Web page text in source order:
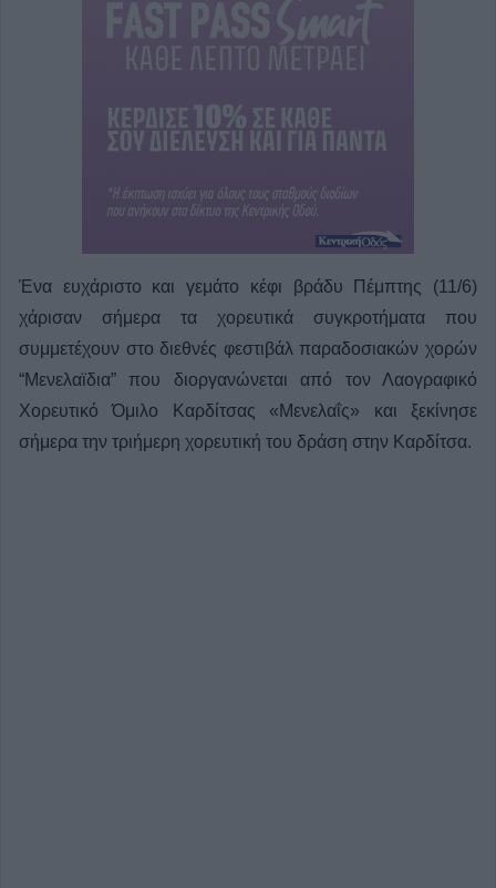
Ένα ευχάριστο και γεμάτο κέφι βράδυ Πέμπτης (11/6)
χάρισαν σήμερα τα χορευτικά συγκροτήματα που
συμμετέχουν στο διεθνές φεστιβάλ παραδοσιακών χορών
“Μενελαϊδια” που διοργανώνεται από τον Λαογραφικό
Χορευτικό Όμιλο Καρδίτσας «Μενελαΐς» και ξεκίνησε
σήμερα την τριήμερη χορευτική του δράση στην Καρδίτσα.